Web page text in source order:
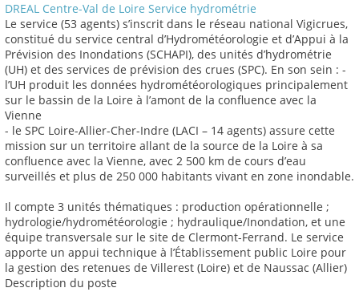
DREAL Centre-Val de Loire Service hydrométrie
Le service (53 agents) s’inscrit dans le réseau national Vigicrues,
constitué du service central d’Hydrométéorologie et d’Appui à la
Prévision des Inondations (SCHAPI), des unités d’hydrométrie
(UH) et des services de prévision des crues (SPC). En son sein : -
l’UH produit les données hydrométéorologiques principalement
sur le bassin de la Loire à l’amont de la confluence avec la
Vienne
- le SPC Loire-Allier-Cher-Indre (LACI – 14 agents) assure cette
mission sur un territoire allant de la source de la Loire à sa
confluence avec la Vienne, avec 2 500 km de cours d’eau
surveillés et plus de 250 000 habitants vivant en zone inondable.
Il compte 3 unités thématiques : production opérationnelle ;
hydrologie/hydrométéorologie ; hydraulique/Inondation, et une
équipe transversale sur le site de Clermont-Ferrand. Le service
apporte un appui technique à l’Établissement public Loire pour
la gestion des retenues de Villerest (Loire) et de Naussac (Allier)
Description du poste